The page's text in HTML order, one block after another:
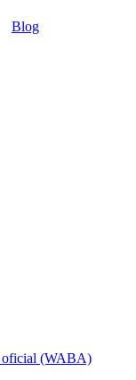
Blog
oficial (WABA)